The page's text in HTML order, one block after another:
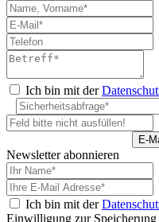
Ich bin mit der
Newsletter abonnieren
Ich bin mit der
Einwilligung zur